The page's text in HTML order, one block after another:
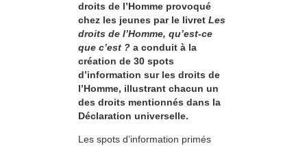
droits de l’Homme provoqué
chez les jeunes par le livret Les
droits de l’Homme, qu’est-ce
que c’est ? a conduit à la
création de 30 spots
d’information sur les droits de
l’Homme, illustrant chacun un
des droits mentionnés dans la
Déclaration universelle.
Les spots d’information primés